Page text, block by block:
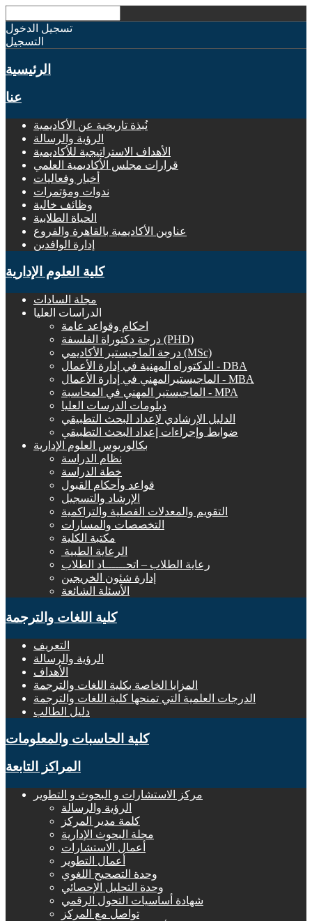
تسجيل الدخول
التسجيل
الرئيسية
عنا
نُبذة تاريخية عن الأكاديمية
الرؤية والرسالة
الأهداف الاستراتيجية للأكاديمية
قرارات مجلس الأكاديمية العلمي
أخبار وفعاليات
ندوات ومؤتمرات
وظائف خالية
الحياة الطلابية
عناوين الأكاديمية بالقاهرة والفروع
إدارة الوافدين
كلية العلوم الإدارية
مجلة السادات
الدراسات العليا
احكام وقواعد عامة
درجة دكتوراة الفلسفة (PHD)
درجة الماجيستير الأكاديمي (MSc)
الدكتوراه المهنية في إدارة الأعمال - DBA
الماجيستيرالمهني في إدارة الأعمال - MBA
الماجيستير المهني في المحاسبة - MPA
دبلومات الدرسات العليا
الدليل الإرشادي لإعداد البحث التطبيقي
ضوابط وإجراءات إعداد البحث التطبيقي
بكالوريوس العلوم الإدارية
نظام الدراسة
خطة الدراسة
قواعد وأحكام القبول
الإرشاد والتسجيل
التقويم والمعدلات الفصلية والتراكمية
التخصصات والمسارات
مكتبة الكلية
الرعاية الطبية ‏
رعاية الطلاب – اتحــــــاد الطلاب
إدارة شئون الخريجين
الأسئلة الشائعة
كلية اللغات والترجمة
التعريف
الرؤية والرسالة
الأهداف
المزايا الخاصة بكلية اللغات والترجمة
الدرجات العلمية التي تمنحها كلية اللغات والترجمة
دليل الطالب
كلية الحاسبات والمعلومات
المراكز التابعة
مركز الاستشارات و البحوث و التطوير
الرؤية والرسالة
كلمة مدير المركز
مجلة البحوث الإدارية
أعمال الاستشارات
أعمال التطوير
وحدة التصحيح اللغوي
وحدة التحليل الإحصائي
شهادة أساسيات التحول الرقمي
تواصل مع المركز